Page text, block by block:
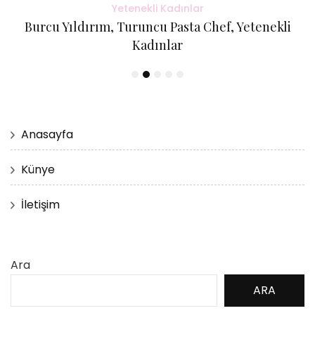
Yetenekli Kadınlar
Burcu Yıldırım, Turuncu Pasta Chef, Yetenekli
Kadınlar
Anasayfa
Künye
İletişim
Ara
ARA